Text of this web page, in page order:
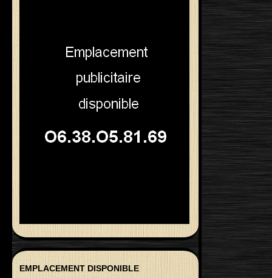
EMPLACEMENT DISPONIBLE